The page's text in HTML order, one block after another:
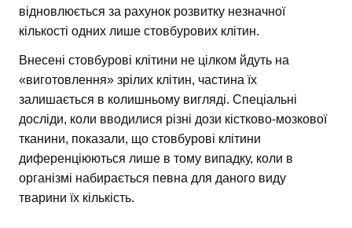
відновлюється за рахунок розвитку незначної
кількості одних лише стовбурових клітин.
Внесені стовбурові клітини не цілком йдуть на
«виготовлення» зрілих клітин, частина їх
залишається в колишньому вигляді. Спеціальні
досліди, коли вводилися різні дози кістково-мозкової
тканини, показали, що стовбурові клітини
диференціюються лише в тому випадку, коли в
організмі набирається певна для даного виду
тварини їх кількість.